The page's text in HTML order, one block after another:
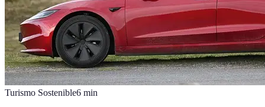
Turismo Sostenible6 min